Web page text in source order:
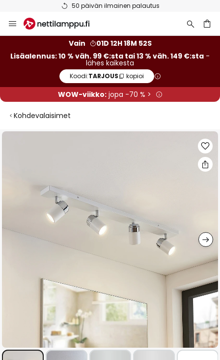
50 päivän ilmainen palautus
to
Vain
01D 12H 18M 52S
Lisäalennus: 10 % väh. 99 €:sta tai 13 % väh. 149 €:sta -
lähes kaikesta
Koodi:TARJOUS kopioi
WOW-viikko:jopa -70 % >
Kohdevalaisimet
Skip